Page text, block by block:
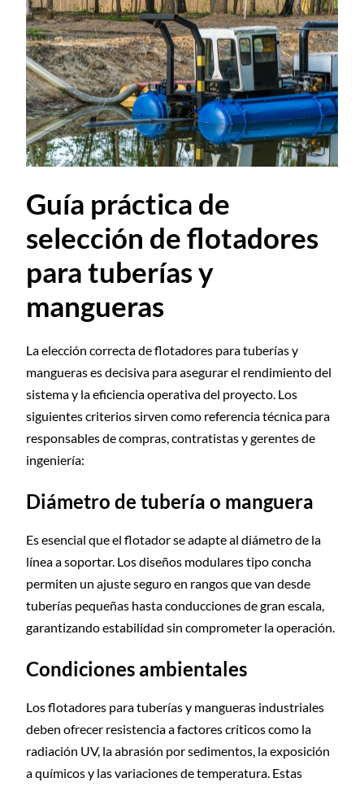
Guía práctica de
selección de flotadores
para tuberías y
mangueras
La elección correcta de flotadores para tuberías y
mangueras es decisiva para asegurar el rendimiento del
sistema y la eficiencia operativa del proyecto. Los
siguientes criterios sirven como referencia técnica para
responsables de compras, contratistas y gerentes de
ingeniería:
Diámetro de tubería o manguera
Es esencial que el flotador se adapte al diámetro de la
línea a soportar. Los diseños modulares tipo concha
permiten un ajuste seguro en rangos que van desde
tuberías pequeñas hasta conducciones de gran escala,
garantizando estabilidad sin comprometer la operación.
Condiciones ambientales
Los flotadores para tuberías y mangueras industriales
deben ofrecer resistencia a factores críticos como la
radiación UV, la abrasión por sedimentos, la exposición
a químicos y las variaciones de temperatura. Estas